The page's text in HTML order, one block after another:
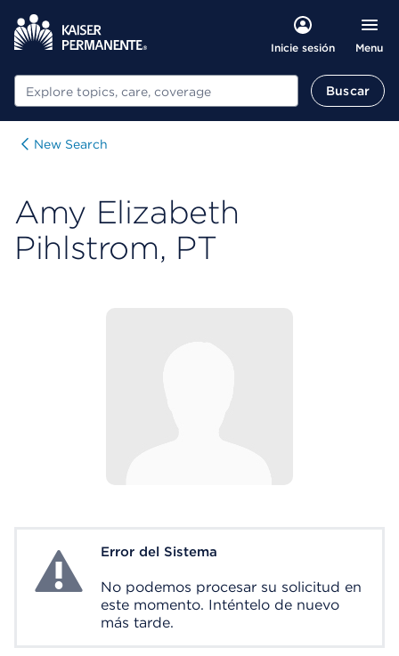
Inicie sesión Menu
Buscar Buscar
New Search
Amy Elizabeth
Pihlstrom, PT
System ErrorError del Sistema
No podemos procesar su solicitud en
este momento. Inténtelo de nuevo
más tarde.